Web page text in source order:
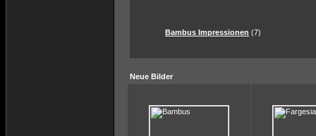
Bambus Impressionen (7)
Neue Bilder